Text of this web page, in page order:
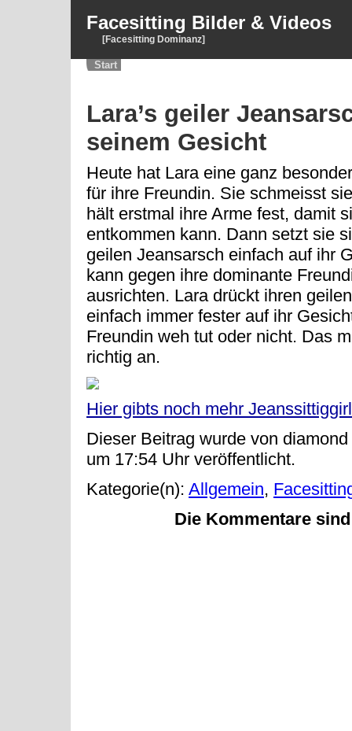
Facesitting Bilder & Videos
[Facesitting Dominanz]
Start
Lara’s geiler
seinem Gesicht
Heute hat Lara eine ganz
für ihre Freundin. Sie schmeisst
hält erstmal ihre Arme fest, damit
entkommen kann. Dann setzt sie
geilen Jeansarsch einfach auf ihr
kann gegen ihre dominante
ausrichten. Lara drückt ihren
einfach immer fester auf ihr
Freundin weh tut oder nicht. Das
richtig an.
Hier gibts noch mehr
Dieser Beitrag wurde von
um 17:54 Uhr veröffentlicht.
Kategorie(n): Allgemein,
Die Kommentare